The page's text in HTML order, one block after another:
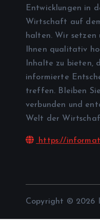
Entwicklungen in
Wirtschaft auf
halten. Wir setzen
Ihnen qualitativ
Inhalte zu bieten,
informierte
treffen. Bleiben
verbunden und
Welt der
https://
Copyright © 2026